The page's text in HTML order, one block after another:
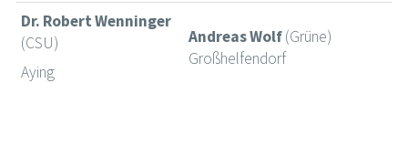
Dr. Robert Wenninger
(CSU)
Aying
Andreas Wolf(Grüne)
Großhelfendorf